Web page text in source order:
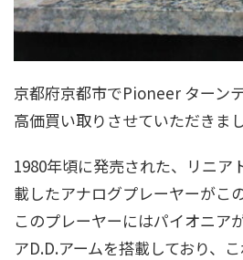
京都府京都市でPioneer ターン
高価買い取りさせていただきまし
1980年頃に発売された、リニア
載したアナログプレーヤーがこ
このプレーヤーにはパイオニア
アD.D.アームを搭載しており、